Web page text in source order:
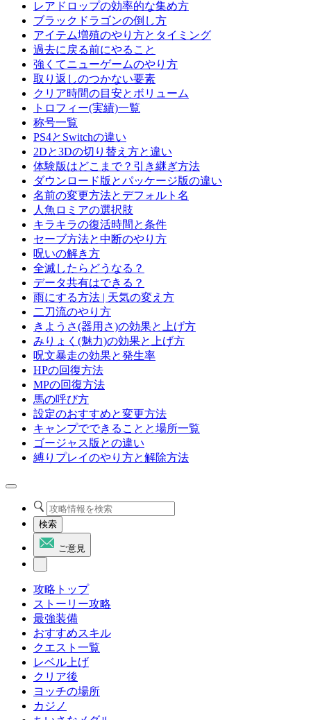
レアドロップの効率的な集め方
ブラックドラゴンの倒し方
アイテム増殖のやり方とタイミング
過去に戻る前にやること
強くてニューゲームのやり方
取り返しのつかない要素
クリア時間の目安とボリューム
トロフィー(実績)一覧
称号一覧
PS4とSwitchの違い
2Dと3Dの切り替え方と違い
体験版はどこまで？引き継ぎ方法
ダウンロード版とパッケージ版の違い
名前の変更方法とデフォルト名
人魚ロミアの選択肢
キラキラの復活時間と条件
セーブ方法と中断のやり方
呪いの解き方
全滅したらどうなる？
データ共有はできる？
雨にする方法 | 天気の変え方
二刀流のやり方
きようさ(器用さ)の効果と上げ方
みりょく(魅力)の効果と上げ方
呪文暴走の効果と発生率
HPの回復方法
MPの回復方法
馬の呼び方
設定のおすすめと変更方法
キャンプでできることと場所一覧
ゴージャス版との違い
縛りプレイのやり方と解除方法
検索
ご意見
攻略トップ
ストーリー攻略
最強装備
おすすめスキル
クエスト一覧
レベル上げ
クリア後
ヨッチの場所
カジノ